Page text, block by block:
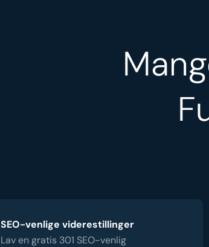
SEO-venlige viderestillinger
Lav en gratis 301 SEO-venlig